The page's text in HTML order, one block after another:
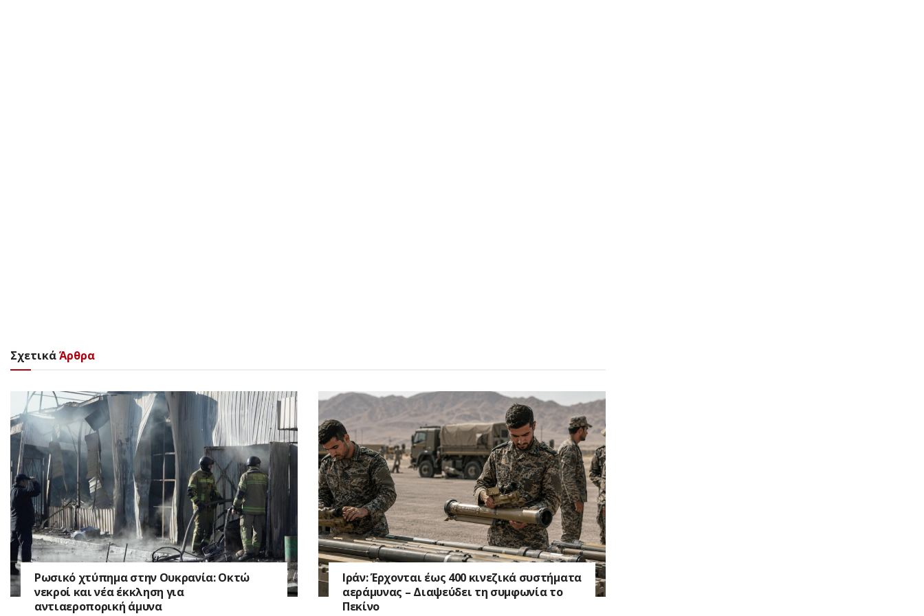
ΣχετικάΆρθρα
Ρωσικό χτύπημα στην Ουκρανία: Οκτώ
νεκροί και νέα έκκληση για
αντιαεροπορική άμυνα
Ιράν: Έρχονται έως 400 κινεζικά συστήματα
αεράμυνας – Διαψεύδει τη συμφωνία το
Πεκίνο